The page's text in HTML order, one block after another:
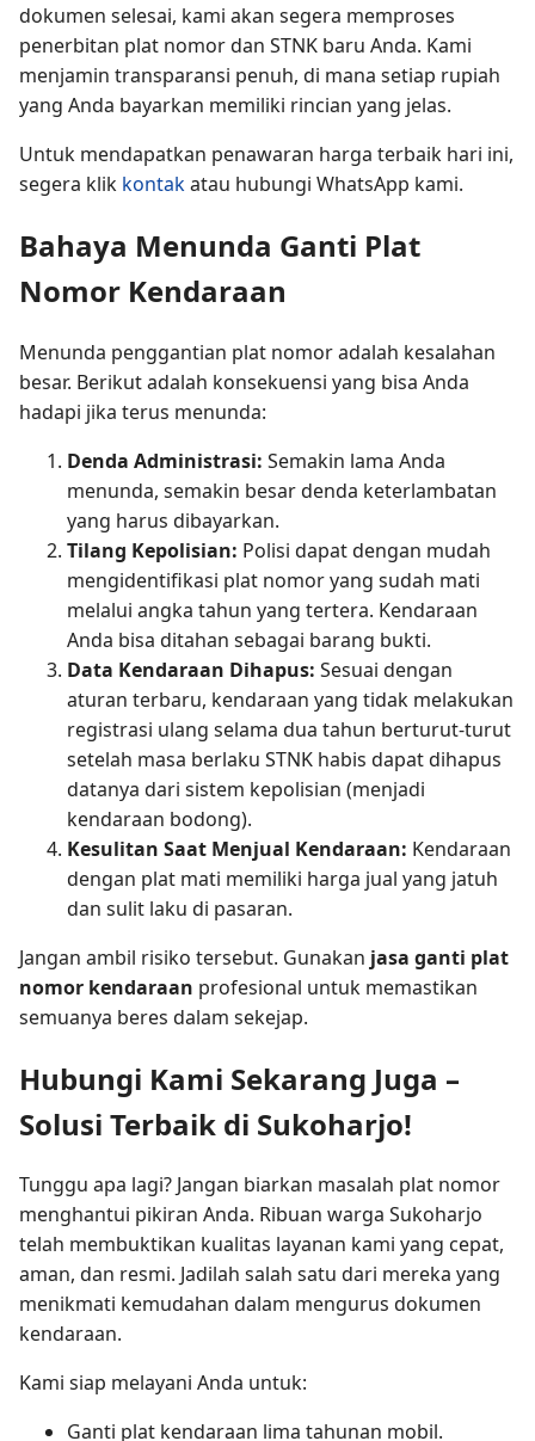
dokumen selesai, kami akan segera memproses
penerbitan plat nomor dan STNK baru Anda. Kami
menjamin transparansi penuh, di mana setiap rupiah
yang Anda bayarkan memiliki rincian yang jelas.
Untuk mendapatkan penawaran harga terbaik hari ini,
segera klik kontakatau hubungi WhatsApp kami.
Bahaya Menunda Ganti Plat
Nomor Kendaraan
Menunda penggantian plat nomor adalah kesalahan
besar. Berikut adalah konsekuensi yang bisa Anda
hadapi jika terus menunda:
Denda Administrasi: Semakin lama Anda
menunda, semakin besar denda keterlambatan
yang harus dibayarkan.
Tilang Kepolisian: Polisi dapat dengan mudah
mengidentifikasi plat nomor yang sudah mati
melalui angka tahun yang tertera. Kendaraan
Anda bisa ditahan sebagai barang bukti.
Data Kendaraan Dihapus: Sesuai dengan
aturan terbaru, kendaraan yang tidak melakukan
registrasi ulang selama dua tahun berturut-turut
setelah masa berlaku STNK habis dapat dihapus
datanya dari sistem kepolisian (menjadi
kendaraan bodong).
Kesulitan Saat Menjual Kendaraan: Kendaraan
dengan plat mati memiliki harga jual yang jatuh
dan sulit laku di pasaran.
Jangan ambil risiko tersebut. Gunakan jasa ganti plat
nomor kendaraan profesional untuk memastikan
semuanya beres dalam sekejap.
Hubungi Kami Sekarang Juga –
Solusi Terbaik di Sukoharjo!
Tunggu apa lagi? Jangan biarkan masalah plat nomor
menghantui pikiran Anda. Ribuan warga Sukoharjo
telah membuktikan kualitas layanan kami yang cepat,
aman, dan resmi. Jadilah salah satu dari mereka yang
menikmati kemudahan dalam mengurus dokumen
kendaraan.
Kami siap melayani Anda untuk:
Ganti plat kendaraan lima tahunan mobil.